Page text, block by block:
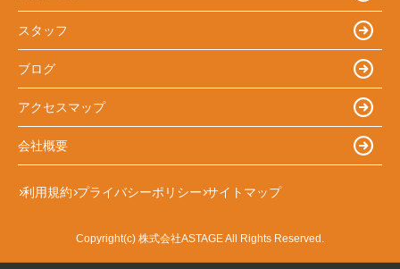
スタッフ
ブログ
アクセスマップ
会社概要
利用規約 プライバシーポリシー サイトマップ
Copyright(c) 株式会社ASTAGE All Rights Reserved.